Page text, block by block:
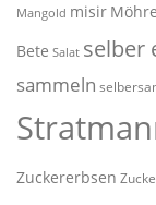
Mangold misir
Bete Salat selber
sammeln
Zuckererbsen